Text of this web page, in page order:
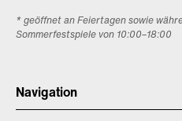
* geöffnet an Feiertagen sowie
Sommerfestspiele von 10:00–18:00
Navigation